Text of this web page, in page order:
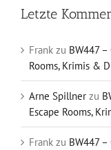
Letzte
Frank zu BW447 –
Rooms, Krimis &
Arne Spillner zu
Escape Rooms,
Frank zu BW447 –